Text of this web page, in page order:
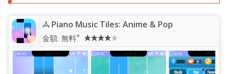
Piano Music Tiles: Anime & Pop
金額: 無料+